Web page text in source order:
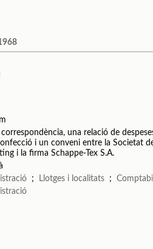
correspondència, una relació de
i un conveni entre la Societat
i la firma Schappe-Tex S.A.
; Llotges i localitats ;